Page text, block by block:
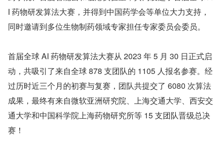
I 药物研发算法大赛，并得到中国药学会等单位大力支持，
同时邀请到多位生物制药领域专家担任专家委员会委员。
首届全球 AI 药物研发算法大赛从 2023 年 5 月 30 日正式启
动，共吸引了来自全球 878 支团队的 1105 人报名参赛。经
过历时近三个月的初赛与复赛，团队共提交了 6080 次算法
成果，最终有来自微软亚洲研究院、上海交通大学、西安交
通大学和中国科学院上海药物研究所等 15 支团队晋级总决
赛！